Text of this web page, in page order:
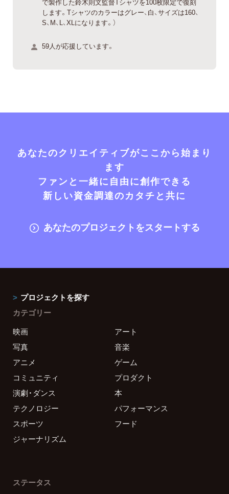
します。Tシャツのカラーはグレー、白、サイズは160、
S、M、L、XLになります。）
59人が応援しています。
あなたのクリエイティブがここから始まり
ます
ファンと一緒に自由に創作できる
新しい資金調達のカタチと共に
あなたのプロジェクトをスタートする
プロジェクトを探す
カテゴリー
映画
アート
写真
音楽
アニメ
ゲーム
コミュニティ
プロダクト
演劇・ダンス
本
テクノロジー
パフォーマンス
スポーツ
フード
ジャーナリズム
ステータス